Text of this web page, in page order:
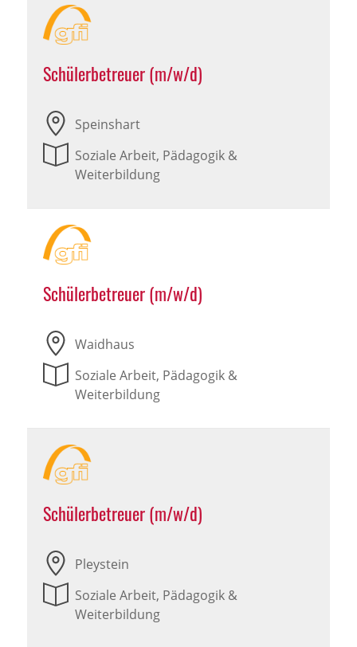
Schülerbetreuer (m/w/d)
Speinshart
Soziale Arbeit, Pädagogik &
Weiterbildung
Schülerbetreuer (m/w/d)
Waidhaus
Soziale Arbeit, Pädagogik &
Weiterbildung
Schülerbetreuer (m/w/d)
Pleystein
Soziale Arbeit, Pädagogik &
Weiterbildung